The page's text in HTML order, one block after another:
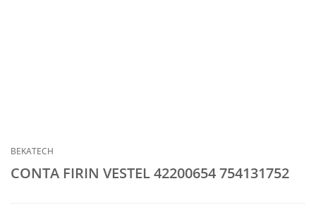
BEKATECH
CONTA FIRIN VESTEL 42200654 754131752